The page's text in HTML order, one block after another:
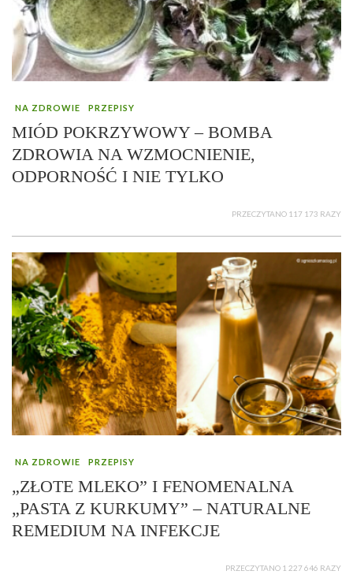
NA ZDROWIE PRZEPISY
MIÓD POKRZYWOWY – BOMBA
ZDROWIA NA WZMOCNIENIE,
ODPORNOŚĆ I NIE TYLKO
PRZECZYTANO 117 173 RAZY
NA ZDROWIE PRZEPISY
„ZŁOTE MLEKO” I FENOMENALNA
„PASTA Z KURKUMY” – NATURALNE
REMEDIUM NA INFEKCJE
PRZECZYTANO 1 227 646 RAZY